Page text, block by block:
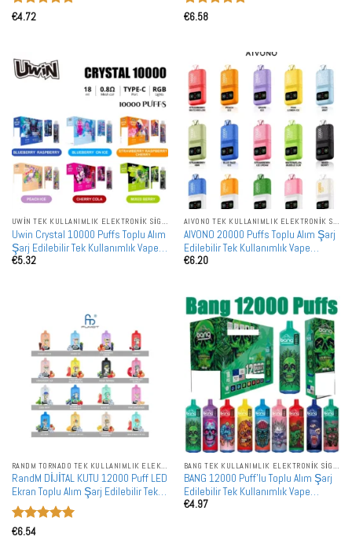
5 üzerinden
€4.72
5 üzerinden
€6.58
UWIN TEK KULLANIMLIK ELEKTRONIK SIGARALAR
Uwin Crystal 10000 Puffs Toplu Alım
Şarj Edilebilir Tek Kullanımlık Vape
Toptan Satış
€5.32
AIVONO TEK KULLANIMLIK ELEKTRONIK SIGARALAR
AIVONO 20000 Puffs Toplu Alım Şarj
Edilebilir Tek Kullanımlık Vape
Toptan Satış
€6.20
RANDM TORNADO TEK KULLANIMLIK ELEKTRONIK SIGARALAR
RandM DİJİTAL KUTU 12000 Puff LED
Ekran Toplu Alım Şarj Edilebilir Tek
Kullanımlık Vape Toptan Satış
5 üzerinden
€6.54
BANG TEK KULLANIMLIK ELEKTRONIK SIGARALAR
BANG 12000 Puff'lu Toplu Alım Şarj
Edilebilir Tek Kullanımlık Vape
Toptan Satış
€4.97